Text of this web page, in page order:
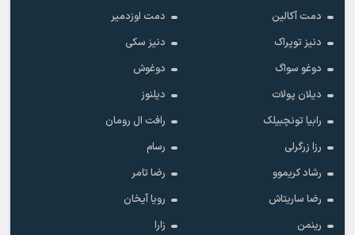
دمت آکالین
دمت اوزدمیر
دنیز توپراک
دنیز سکی
دوغو سواگ
دوغوش
دیلان پولات
دیلنوز
رابیا تونچبیلک
رافت ال رومان
رزا زرگرلی
رسام
رشاد کریموو
رضا تامر
رضا ساریتاش
رویا آیخان
رینمن
زارا